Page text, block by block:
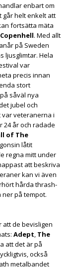
enbart om
går helt enkelt att
fortsätta mäta
Copenhell. Med allt
på Sweden
ljusglimtar. Hela
var
precis innan
stort
såväl nya
jubel och
var veteranerna i
24 år och radade
of The
låtit
regna mitt under
att beskriva
kan vi även
hårda thrash-
ner på tempot.
att de bevisligen
Adept, The
att det är på
också
metalbandet